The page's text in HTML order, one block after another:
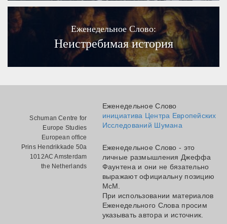
Еженедельное Слово:
Неистребимая история
Schuman Centre for
Europe Studies
European office
Prins Hendrikkade 50a
1012AC Amsterdam
the Netherlands
Еженедельное Слово
инициатива Центра Европейских
Исследований Шумана
Еженедельное Слово - это
личные размышления Джеффа
Фаунтена и они не бязательно
выражают официальну позицию
МсМ.
При использовании материалов
Еженедельного Слова просим
указывать автора и источник.